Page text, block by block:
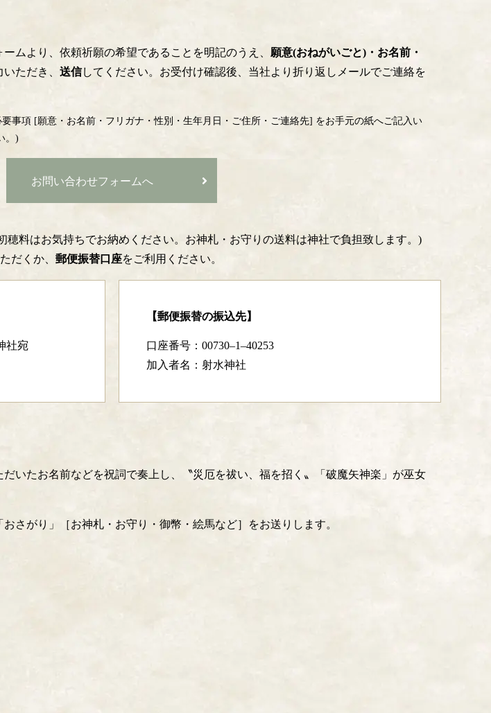
ムより、依頼祈願の希望であることを明記のうえ、 願意(おねがいごと)・お名前・
ただき、 送信してください。お受付け確認後、当社より折り返しメールでご連絡を
事項 [願意・お名前・フリガナ・性別・生年月日・ご住所・ご連絡先] をお手元の紙へご記入い
。)
お問い合わせフォームへ
穂料はお気持ちでお納めください。お神札・お守りの送料は神社で負担致します。)
だくか、 郵便振替口座をご利用ください。
社宛
【郵便振替の振込先】
口座番号：00730–1–40253
加入者名：射水神社
いたお名前などを祝詞で奏上し、〝災厄を祓い、福を招く〟「破魔矢神楽」が巫女
さがり」［お神札・お守り・御幣・絵馬など］をお送りします。